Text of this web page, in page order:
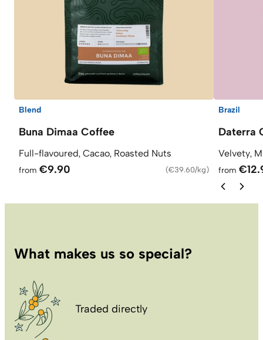
Blend
Buna Dimaa Coffee
Full-flavoured, Cacao, Roasted Nuts
from €9.90 (€39.60/kg)
Brazil
Daterra
Velvety,
from
What makes us so special?
Traded directly